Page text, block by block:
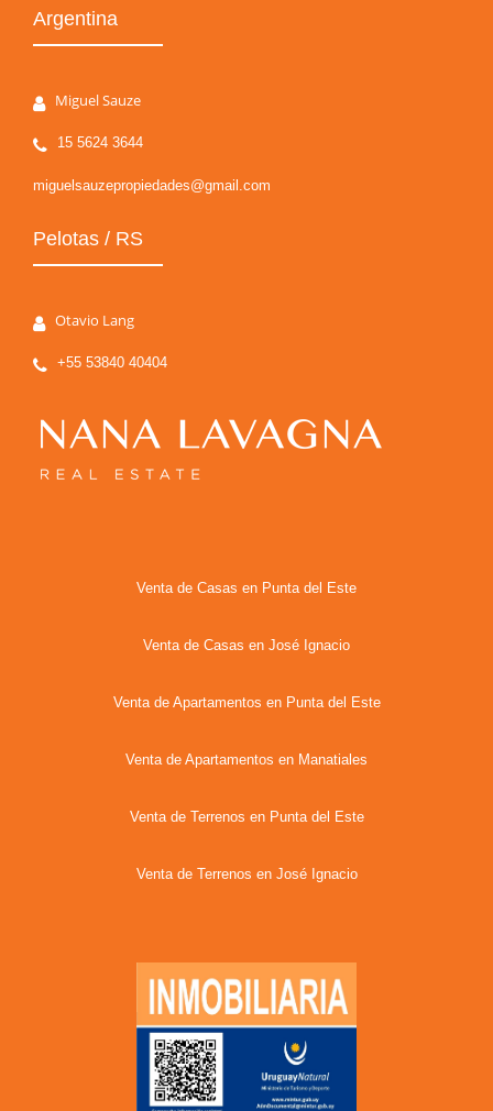
Argentina
Miguel Sauze
15 5624 3644
miguelsauzepropiedades@gmail.com
Pelotas / RS
Otavio Lang
+55 53840 40404
Venta de Casas en Punta del Este
Venta de Casas en José Ignacio
Venta de Apartamentos en Punta del Este
Venta de Apartamentos en Manatiales
Venta de Terrenos en Punta del Este
Venta de Terrenos en José Ignacio